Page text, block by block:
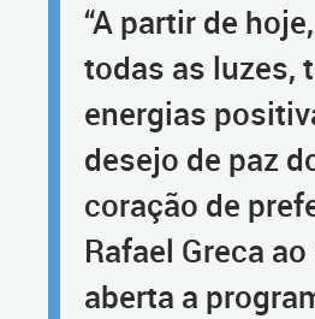
“A partir de
todas as luzes,
energias
desejo de paz
coração de
Rafael Greca
aberta a